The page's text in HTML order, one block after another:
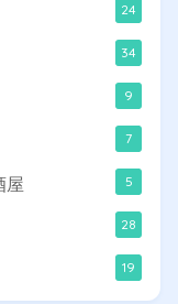
24
34
9
7
屋 5
28
19